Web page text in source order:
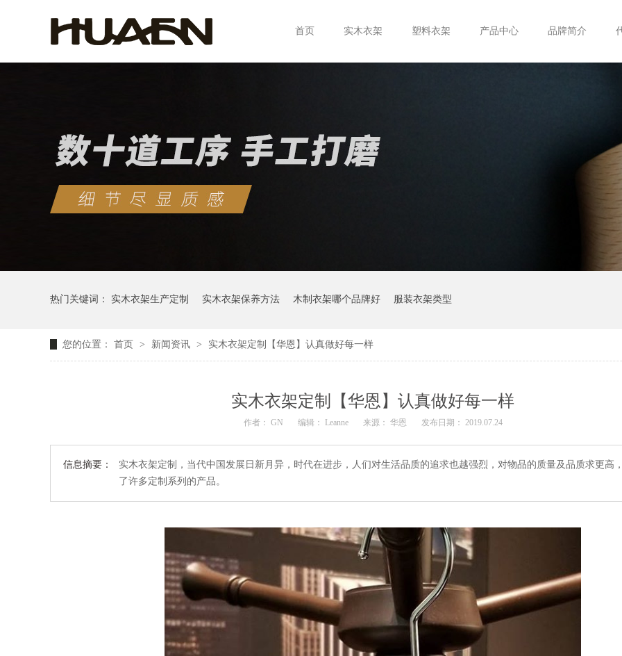
首页 实木衣架 塑料衣架 产品中心 品牌简介
热门关键词： 实木衣架生产定制 实木衣架保养方法 木制衣架哪个品牌好 服装衣架类型
您的位置： 首页 > 新闻资讯 > 实木衣架定制【华恩】认真做好每一样
实木衣架定制【华恩】认真做好每一样
作者： GN 编辑： Leanne 来源： 华恩 发布日期： 2019.07.24
信息摘要：
实木衣架定制，当代中国发展日新月异，时代在进步，人们对生活品质的追求也越强烈，对物品的质量及品质求更高
了许多定制系列的产品。